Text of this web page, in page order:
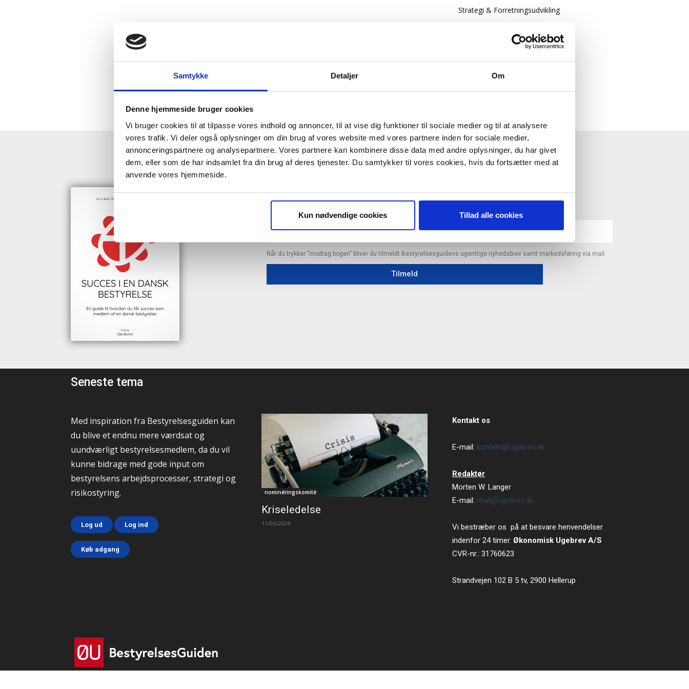
Samtykke Detaljer Om
Denne hjemmeside bruger cookies
Vi bruger cookies til at tilpasse vores indhold og annoncer, til at vise dig funktioner til sociale medier og til at analysere
vores trafik. Vi deler også oplysninger om din brug af vores website med vores partnere inden for sociale medier,
annonceringspartnere og analysepartnere. Vores partnere kan kombinere disse data med andre oplysninger, du har givet
dem, eller som de har indsamlet fra din brug af deres tjenester. Du samtykker til vores cookies, hvis du fortsætter med at
anvende vores hjemmeside.
Kun nødvendige cookies Tillad alle cookies
Strategi & Forretningsudvikling
HENT GRATIS E-BOG "SUCCES I EN DANSK BESTYRELSE"
Når du trykker "modtag bogen" bliver du tilmeldt Bestyrelsesguidens ugentlige nyhedsbrev samt markedsføring via mail.
Tilmeld
Seneste tema
Med inspiration fra Bestyrelsesguiden kan
du blive et endnu mere værdsat og
uundværligt bestyrelsesmedlem, da du vil
kunne bidrage med gode input om
bestyrelsens arbejdsprocesser, strategi og
risikostyring.
Log ud Log ind
Køb adgang
nominéringskomité
Kriseledelse
11/06/2024
Kontakt os
E-mail: kontakt@ugebrev.dk
Redaktør
Morten W. Langer
E-mail: mwl@ugebrev.dk
Vi bestræber os på at besvare henvendelser
indenfor 24 timer. Økonomisk Ugebrev A/S
CVR-nr.: 31760623
Strandvejen 102 B 5 tv, 2900 Hellerup